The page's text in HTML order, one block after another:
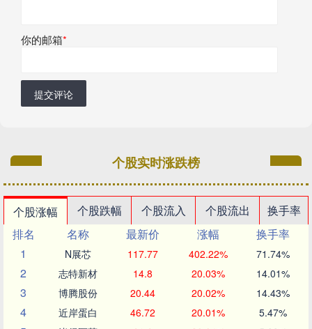
你的邮箱*
提交评论
个股实时涨跌榜
个股涨幅 个股跌幅 个股流入 个股流出
换手率
排名
名称 最新价 涨幅
换手率
1
N展芯 117.77 402.22% 71.74%
2 志特新材 14.8 20.03% 14.01%
3 博腾股份 20.44 20.02% 14.43%
4 近岸蛋白 46.72 20.01% 5.47%